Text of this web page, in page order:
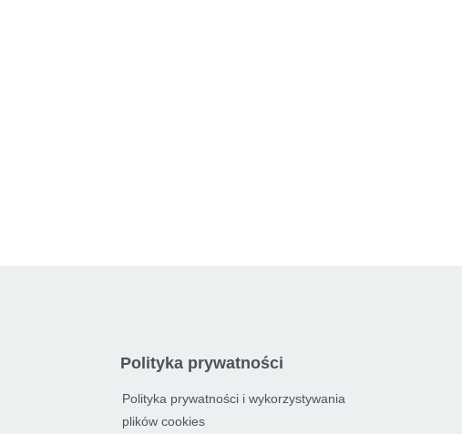
Polityka prywatności
Polityka prywatności i wykorzystywania
plików cookies